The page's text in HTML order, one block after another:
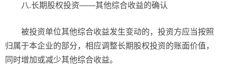
八.长期股权投资——其他综合收益的确认
被投资单位其他综合收益发生变动的，投资方应当按照
归属于本企业的部分，相应调整长期股权投资的账面价值，
同时增加或减少其他综合收益。